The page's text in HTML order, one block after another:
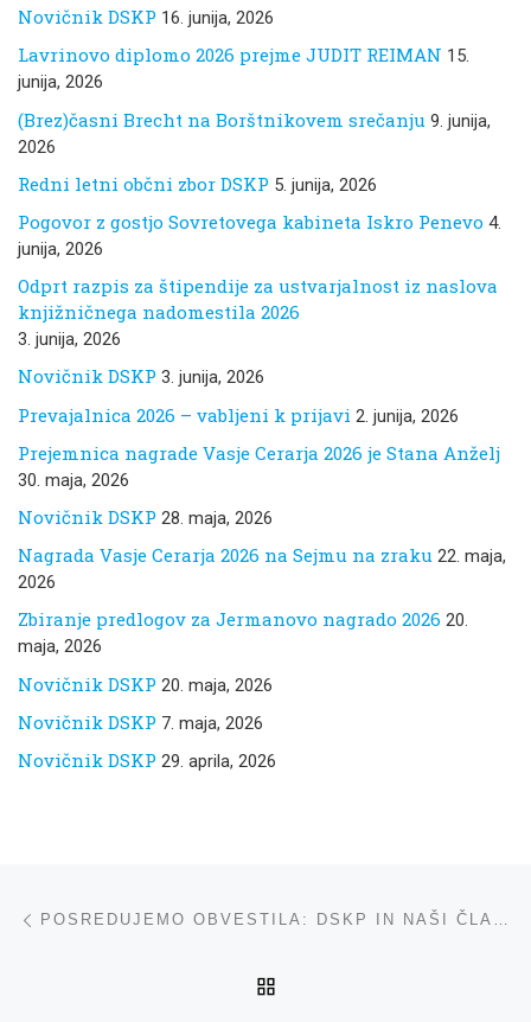
Novičnik DSKP 16. junija, 2026
Lavrinovo diplomo 2026 prejme JUDIT REIMAN 15.
junija, 2026
(Brez)časni Brecht na Borštnikovem srečanju 9. junija,
2026
Redni letni občni zbor DSKP 5. junija, 2026
Pogovor z gostjo Sovretovega kabineta Iskro Penevo 4.
junija, 2026
Odprt razpis za štipendije za ustvarjalnost iz naslova
knjižničnega nadomestila 2026
3. junija, 2026
Novičnik DSKP 3. junija, 2026
Prevajalnica 2026 – vabljeni k prijavi 2. junija, 2026
Prejemnica nagrade Vasje Cerarja 2026 je Stana Anželj
30. maja, 2026
Novičnik DSKP 28. maja, 2026
Nagrada Vasje Cerarja 2026 na Sejmu na zraku 22. maja,
2026
Zbiranje predlogov za Jermanovo nagrado 2026 20.
maja, 2026
Novičnik DSKP 20. maja, 2026
Novičnik DSKP 7. maja, 2026
Novičnik DSKP 29. aprila, 2026
Navigacija med prispevki POSREDUJEMO OBVESTILA: DSKP IN NAŠI ČLANI V MEDIJIH